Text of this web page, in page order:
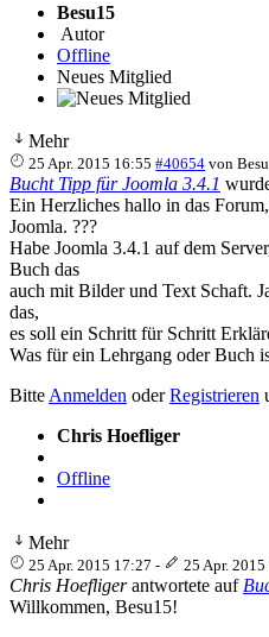
Besu15
Autor
Offline
Neues Mitglied
Mehr
25 Apr. 2015 16:55 #40654 von
Bucht Tipp für Joomla 3.4.1
Ein Herzliches hallo in das
Joomla. ???
Habe Joomla 3.4.1 auf dem
Buch das
auch mit Bilder und Text Schaft.
das,
es soll ein Schritt für Schritt
Was für ein Lehrgang oder Buch
Bitte Anmelden oderRegistrieren
Chris Hoefliger
Offline
Mehr
25 Apr. 2015 17:27 - 25 Apr.
Chris Hoefligerantwortete auf
Willkommen, Besu15!